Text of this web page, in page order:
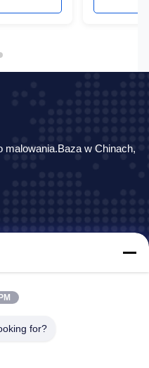
malowania.Baza w Chinach,
ciężarowych
for?